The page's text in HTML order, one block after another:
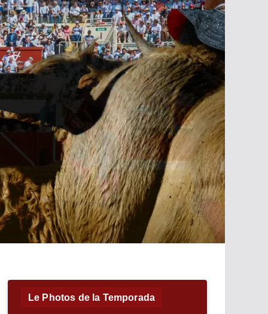
Le Photos de la Temporada